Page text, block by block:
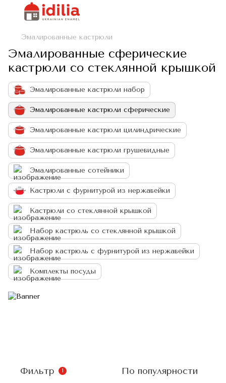
Эмалированные кастрюли
Эмалированные сферические
кастрюли со стеклянной крышкой
Эмалированные кастрюли набор
Эмалированные кастрюли сферические
Эмалированные кастрюли цилиндрические
Эмалированные кастрюли грушевидные
Эмалированные сотейники
Кастрюли с фурнитурой из нержавейки
Кастрюли со стеклянной крышкой
Набор кастрюль со стеклянной крышкой
Набор кастрюль с фурнитурой из нержавейки
Комплекты посуды
Фильтр 1 По популярности